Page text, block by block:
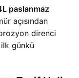
paslanmaz
açısından
direnci
günkü